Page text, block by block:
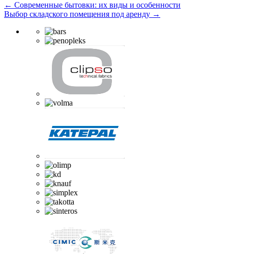
← Современные бытовки: их виды и особенности
Выбор складского помещения под аренду →